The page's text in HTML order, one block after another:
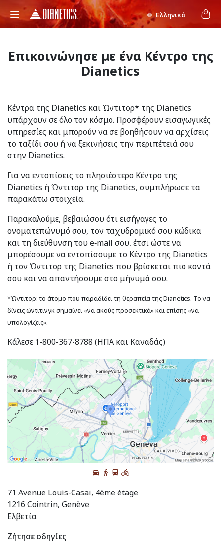
Ελληνικά
Επικοινώνησε με ένα Κέντρο της
Dianetics
Κέντρα της Dianetics και Ώντιτορ* της Dianetics
υπάρχουν σε όλο τον κόσμο. Προσφέρουν εισαγωγικές
υπηρεσίες και μπορούν να σε βοηθήσουν να αρχίσεις
το ταξίδι σου ή να ξεκινήσεις την περιπέτειά σου
στην Dianetics.
Για να εντοπίσεις το πλησιέστερο Κέντρο της
Dianetics ή Ώντιτορ της Dianetics, συμπλήρωσε τα
παρακάτω στοιχεία.
Παρακαλούμε, βεβαιώσου ότι εισήγαγες το
ονοματεπώνυμό σου, τον ταχυδρομικό σου κώδικα
και τη διεύθυνση του e‑mail σου, έτσι ώστε να
μπορέσουμε να εντοπίσουμε το Κέντρο της Dianetics
ή τον Ώντιτορ της Dianetics που βρίσκεται πιο κοντά
σου και να απαντήσουμε στο μήνυμά σου.
*Ώντιτορ: το άτομο που παραδίδει τη θεραπεία της Dianetics. Το να
δίνεις ώντιτινγκ σημαίνει «να ακούς προσεκτικά» και επίσης «να
υπολογίζεις».
Κάλεσε 1-800-367-8788 (ΗΠΑ και Καναδάς)
71 Avenue Louis-Casaï, 4ème étage
1216 Cointrin, Genève
Ελβετία
Ζήτησε οδηγίες